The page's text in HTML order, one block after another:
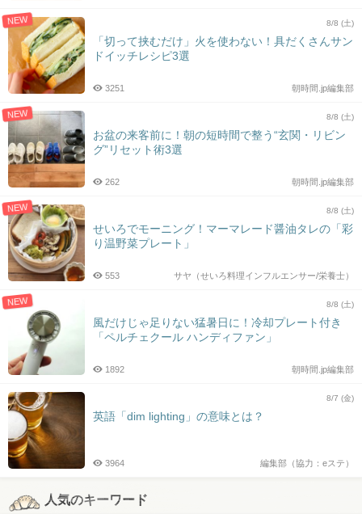
NEW 8/8 (土)
「切って挟むだけ」火を使わない！具だくさんサン
ドイッチレシピ3選
朝時間.jp編集部
3251
NEW 8/8 (土)
お盆の来客前に！朝の短時間で整う“玄関・リビン
グ”リセット術3選
朝時間.jp編集部
262
NEW 8/8 (土)
せいろでモーニング！マーマレード醤油タレの「彩
り温野菜プレート」
サヤ（せいろ料理インフルエンサー/栄養士）
553
NEW 8/8 (土)
風だけじゃ足りない猛暑日に！冷却プレート付き
「ペルチェクール ハンディファン」
朝時間.jp編集部
1892
8/7 (金)
英語「dim lighting」の意味とは？
編集部（協力：eステ）
3964
人気のキーワード